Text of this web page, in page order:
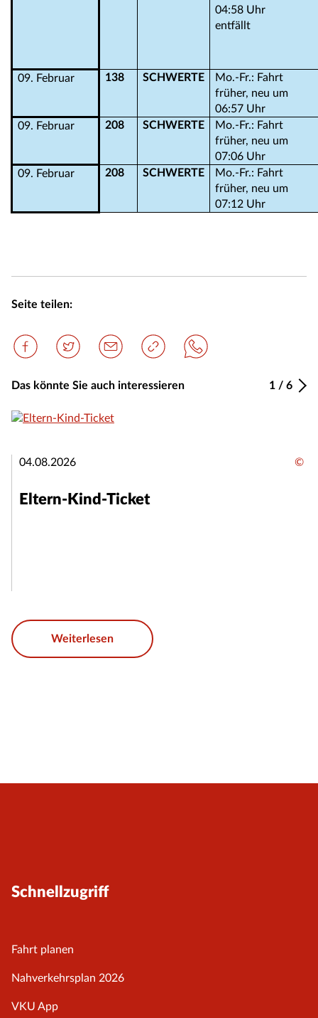
04:58 Uhr
entfällt
09. Februar 138 SCHWERTE
Mo.-Fr.: Fahrt
früher, neu um
06:57 Uhr
09. Februar
208 SCHWERTE
Mo.-Fr.: Fahrt
früher, neu um
07:06 Uhr
09. Februar
208 SCHWERTE
Mo.-Fr.: Fahrt
früher, neu um
07:12 Uhr
Seite teilen:
04.08.2026 ©
Eltern-Kind-Ticket
Weiterlesen
Das könnte Sie auch interessieren 1 / 6
Schnellzugriff
Fahrt planen
Nahverkehrsplan 2026
VKU App